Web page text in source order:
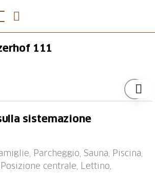
111
7.1 km, porto "Chastè" 36.4
sistemazione
Parcheggio, Sauna, Piscina,
centrale, Lettino,